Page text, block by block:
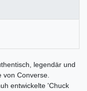
legendär und
Converse.
entwickelte 'Chuck